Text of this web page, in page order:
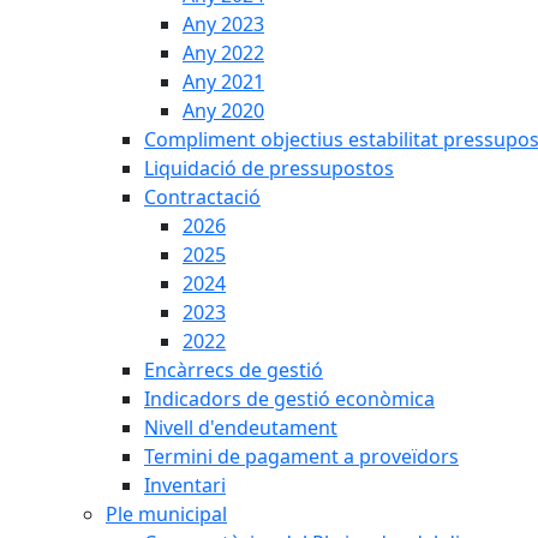
Any 2023
Any 2022
Any 2021
Any 2020
Compliment objectius estabilitat
Liquidació de pressupostos
Contractació
2026
2025
2024
2023
2022
Encàrrecs de gestió
Indicadors de gestió econòmica
Nivell d'endeutament
Termini de pagament a proveïdors
Inventari
Ple municipal